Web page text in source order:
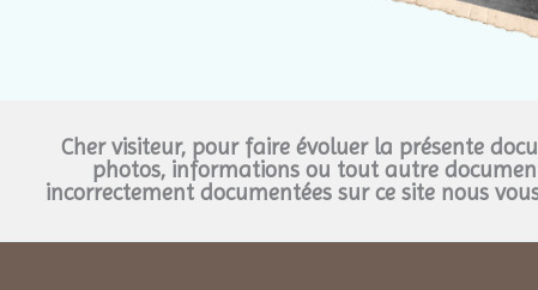
Cher visiteur, pour faire évoluer la présente
photos, informations ou tout autre
incorrectement documentées sur ce site nous